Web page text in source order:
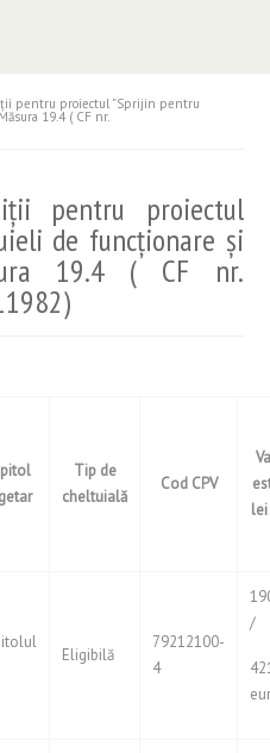
pentru proiectul ”Sprijin pentru
19.4 ( CF nr.
pentru proiectul
de funcționare și
19.4 ( CF nr.
Tip de
cheltuială
Cod CPV
Eligibilă
79212100-
4
/